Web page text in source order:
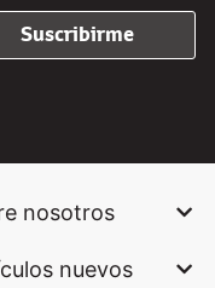
Suscribirme
nosotros
nuevos